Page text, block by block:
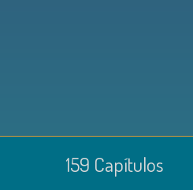
159 Capí­tulos